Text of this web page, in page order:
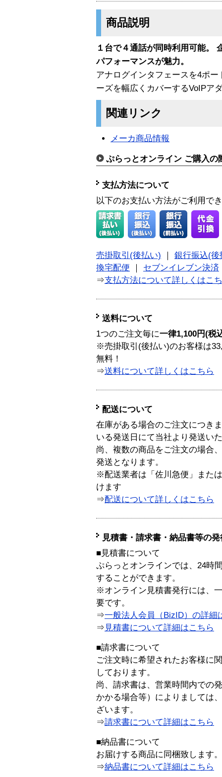
商品説明
１台で４通話が同時利用可能。
パフォーマンスが魅力。
アナログインタフェースを4ポ
ーズを幅広くカバーするVoIPア
関連リンク
メーカ商品情報
ぷらっとオンライン ご購入の
支払方法について
以下のお支払い方法がご利用で
売掛取引(後払い)
銀行振込(後
換宅配便
セブンイレブン決済
⇒支払方法について詳しくはこ
送料について
1つのご注文毎に一律1,100円(税
※売掛取引(後払い)のお客様は
無料！
⇒送料について詳しくはこちら
配送について
在庫がある場合のご注文につき
いる発送日にて当社より発送い
尚、複数の商品をご注文の場合
発送となります。
※配送業者は「佐川急便」また
けます
⇒配送について詳しくはこちら
見積書・請求書・納品書等の
■見積書について
ぷらっとオンラインでは、24時
することができます。
※オンライン見積書発行には、
要です。
⇒一般法人会員（BizID）の詳細
⇒ 見積書について詳細はこちら
■請求書について
ご注文時に希望されたお客様に
しております。
尚、請求書は、営業時間内での
かかる場合等）によりましては
ざいます。
⇒請求書について詳細はこちら
■納品書について
お届けする商品に同梱致します。
⇒納品書について詳細はこちら